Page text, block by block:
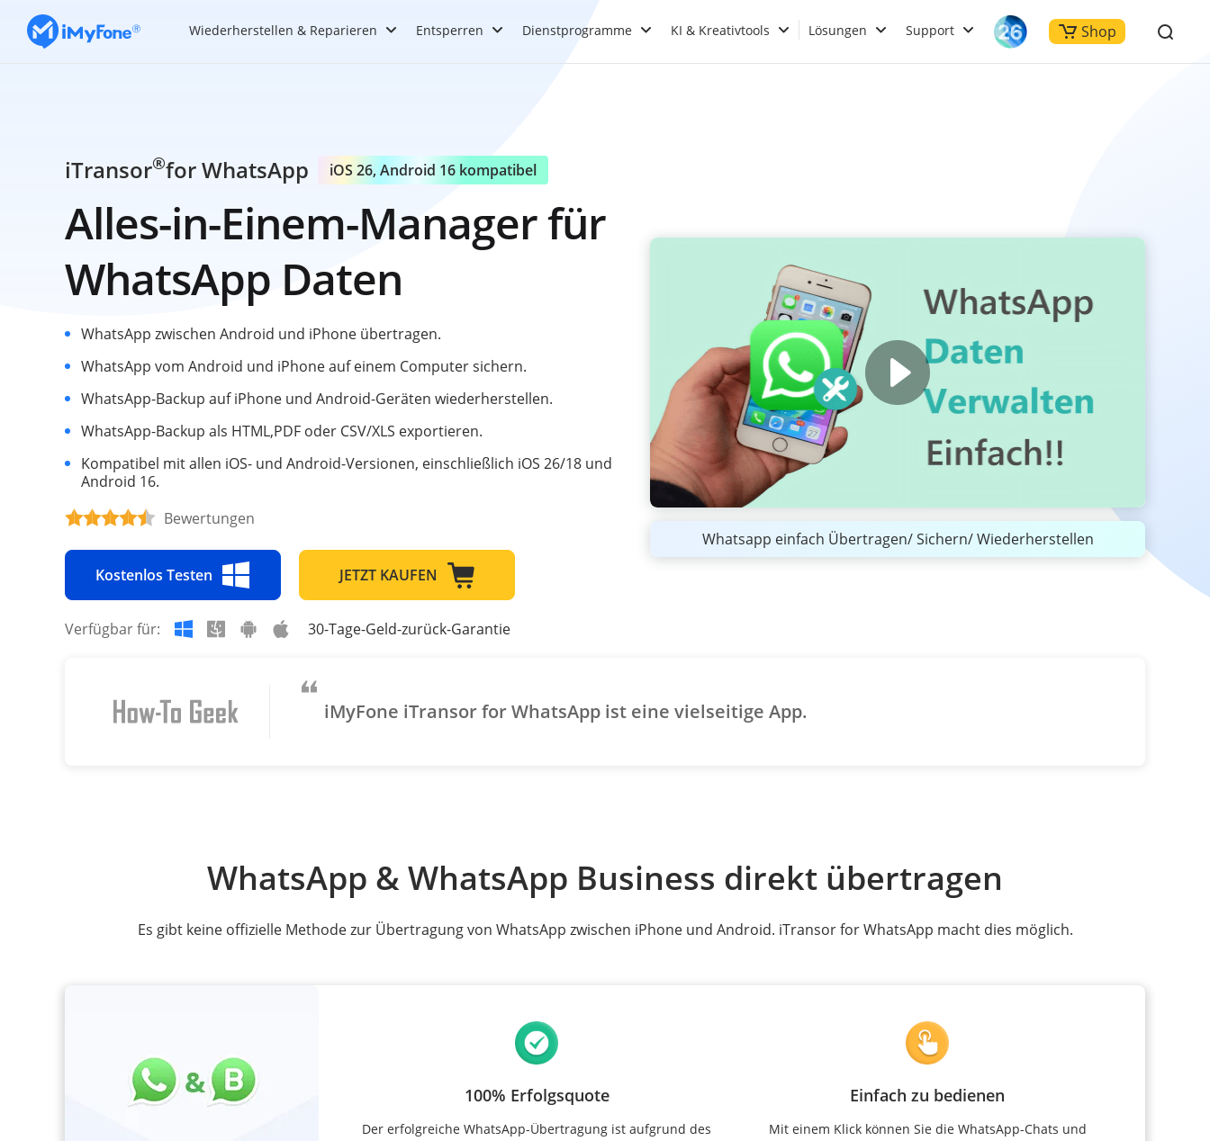
Wiederherstellen & Reparieren Entsperren Dienstprogramme KI & Kreativtools Lösungen Support Shop
iTransor®for WhatsApp iOS 26, Android 16 kompatibel
Alles-in-Einem-Manager für
WhatsApp Daten
WhatsApp zwischen Android und iPhone übertragen.
WhatsApp vom Android und iPhone auf einem Computer sichern.
WhatsApp-Backup auf iPhone und Android-Geräten wiederherstellen.
WhatsApp-Backup als HTML,PDF oder CSV/XLS exportieren.
Kompatibel mit allen iOS- und Android-Versionen, einschließlich iOS 26/18 und
Android 16.
Bewertungen
Kostenlos Testen JETZT KAUFEN
Verfügbar für: 30-Tage-Geld-zurück-Garantie
Whatsapp einfach Übertragen/ Sichern/ Wiederherstellen
iMyFone iTransor for WhatsApp ist eine vielseitige App.
WhatsApp & WhatsApp Business direkt übertragen
Es gibt keine offizielle Methode zur Übertragung von WhatsApp zwischen iPhone und Android. iTransor for WhatsApp macht dies möglich.
100% Erfolgsquote
Der erfolgreiche WhatsApp-Übertragung ist aufgrund des
Einfach zu bedienen
Mit einem Klick können Sie die WhatsApp-Chats und